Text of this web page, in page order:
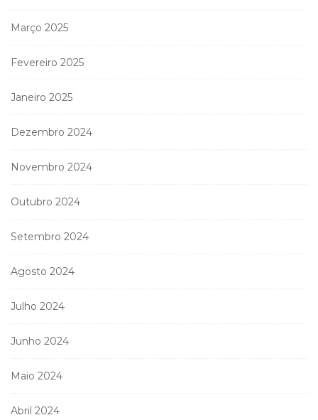
Março 2025
Fevereiro 2025
Janeiro 2025
Dezembro 2024
Novembro 2024
Outubro 2024
Setembro 2024
Agosto 2024
Julho 2024
Junho 2024
Maio 2024
Abril 2024